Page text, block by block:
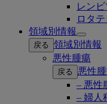
レン
ロタ
領域別情報
Open
戻る 領域別情報
悪性腫瘍
戻る
悪性
– 悪性
– 婦人